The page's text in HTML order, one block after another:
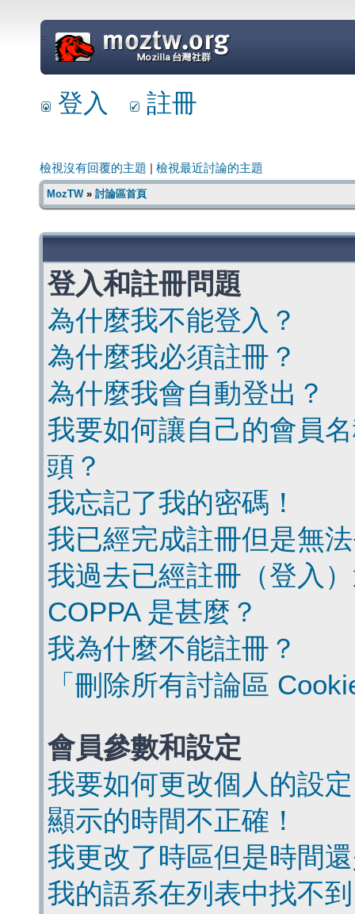
=
登入 註冊
檢視沒有回覆的主題 檢視最近討論的主題
MozTW» 討論區首頁
登入和註冊問題
為什麼我不能登入？
為什麼我必須註冊？
為什麼我會自動登出？
我要如何讓自己的會員
頭？
我忘記了我的密碼！
我已經完成註冊但是無
我過去已經註冊（登入
COPPA 是甚麼？
我為什麼不能註冊？
「刪除所有討論區
會員參數和設定
我要如何更改個人的設
顯示的時間不正確！
我更改了時區但是時間
我的語系在列表中找不